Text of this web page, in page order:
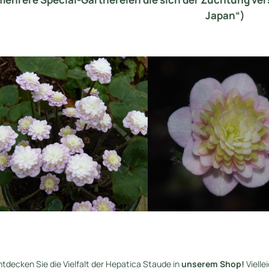
Japan“)
Sie die Vielfalt der Hepatica Staude inunserem Shop!